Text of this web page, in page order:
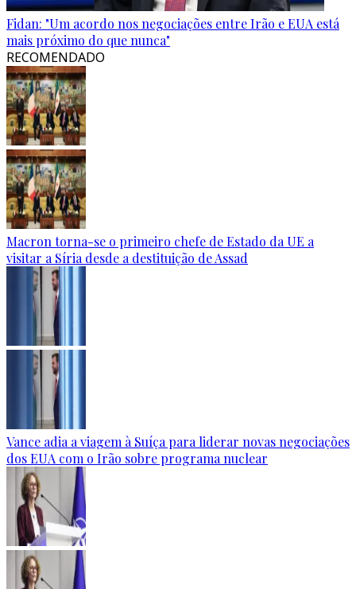
Fidan: "Um acordo nos negociações entre Irão e EUA está
mais próximo do que nunca"
RECOMENDADO
Macron torna-se o primeiro chefe de Estado da UE a
visitar a Síria desde a destituição de Assad
Vance adia a viagem à Suíça para liderar novas negociações
dos EUA com o Irão sobre programa nuclear